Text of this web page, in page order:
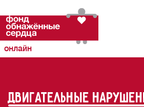
онлайн
двигательные